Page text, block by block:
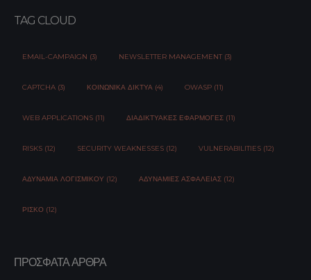
TAG CLOUD
EMAIL-CAMPAIGN (3) NEWSLETTER MANAGEMENT (3)
CAPTCHA (3) ΚΟΙΝΩΝΙΚΆ ΔΊΚΤΥΑ (4) OWASP (11)
WEB APPLICATIONS (11) ΔΙΑΔΙΚΤΥΑΚΈΣ ΕΦΑΡΜΟΓΈΣ (11)
RISKS (12) SECURITY WEAKNESSES (12) VULNERABILITIES (12)
ΑΔΥΝΑΜΊΑ ΛΟΓΙΣΜΙΚΟΎ (12) ΑΔΥΝΑΜΊΕΣ ΑΣΦΆΛΕΙΑΣ (12)
ΡΊΣΚΟ (12)
ΠΡΌΣΦΑΤΑ ΆΡΘΡΑ